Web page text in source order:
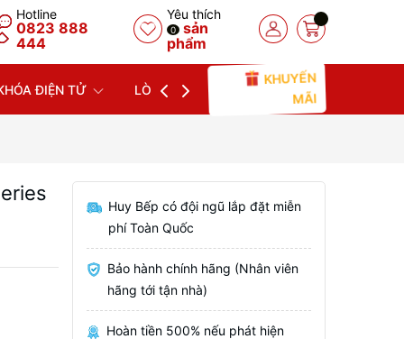
Hotline
0823 888
444
Yêu thích
0
sản
phẩm
ĐIỆN TỬ LÒ NƯỚNG LÒ VI SÓNG
KHUYẾN
MÃI
Huy Bếp có đội ngũ lắp đặt miễn
phí Toàn Quốc
Bảo hành chính hãng (Nhân viên
hãng tới tận nhà)
Hoàn tiền 500% nếu phát hiện